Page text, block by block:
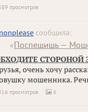
просмотров
сообщила:
«Поспешишь —
СТОРОНОЙ
очень хочу
мошенника.
просмотров  6